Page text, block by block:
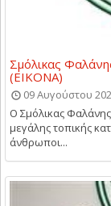
Σμόλικας
(ΕΙΚΟΝΑ)
09 Αυγούστου
Ο Σμόλικας
μεγάλης τοπικής
άνθρωποι...